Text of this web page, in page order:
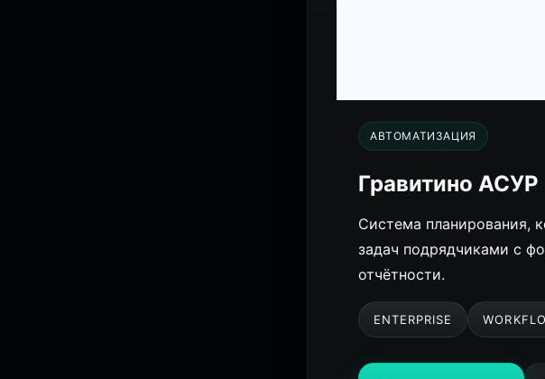
АВТОМАТИЗАЦИЯ
Гравитино АСУР
Система планирования,
задач подрядчиками с
отчётности.
ENTERPRISE